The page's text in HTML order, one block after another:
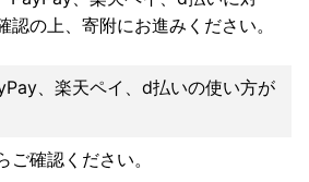
認の上、寄附にお進みください。
、楽天ペイ、d払いの使い方が
ご確認ください。